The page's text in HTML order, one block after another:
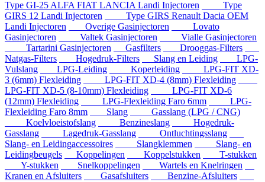
Type GI-25 ALFA FIAT LANCIA Landi Injectoren
Type
GIRS 12 Landi Injectoren
Type GIRS Renault Dacia OEM
Landi Injectoren
Overige Gasinjectoren
Lovato
Gasinjectoren
Valtek Gasinjectoren
Vialle Gasinjectoren
Tartarini Gasinjectoren
Gasfilters
Drooggas-Filters
Natgas-Filters
Hogedruk-Filters Slang en Leiding
LPG-
Vulslang
LPG-Leiding Koperleiding
LPG-FIT XD-
3 (6mm) Flexleiding
LPG-FIT XD-4 (8mm) Flexleiding
LPG-FIT XD-5 (8-10mm) Flexleiding
LPG-FIT XD-6
(12mm) Flexleiding
LPG-Flexleiding Faro 6mm
LPG-
Flexleiding Faro 8mm
Slang
Gasslang (LPG / CNG)
Koelvloeistofslang
Benzineslang
Hogedruk-
Gasslang
Lagedruk-Gasslang
Ontluchtingsslang
Slang- en Leidingaccessoires
Slangklemmen
Slang- en
Leidingbeugels
Koppelingen Koppelstukken
T-stukken
Y-stukken
Snelkoppelingen
Wartels en Knelringen
Kranen en Afsluiters
Gasafsluiters
Benzine-Afsluiters